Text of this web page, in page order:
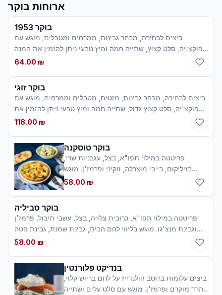
ארוחות בוקר
בוקר 1953
ביצים לבחירה, מבחר גבינות, ממרחים ומטבלים, מוגש עם
פוקצ'יה, סלט קצוץ, שתייה חמה ומיץ טבעי ניתן להזמין את המנה
ללא גלוטן
64.00 ₪
בוקר זוגי
ביצים לבחירה, מבחר גבינות, מזטים, מטבלים וממרחים, מוגש עם
פוקצ'יה, סלט קצוץ גדול, שתייה חמה ומיץ טבעי ניתן להזמין את
המנה ללא גלוטן
118.00 ₪
בוקר טוסקנה
פריטטה במילוי תפו"א, בצל, עגבניות שרי,
בזיליקום, בייבי מוצרלה, זוקיני ופרמז'ן. מוגש
בליווי לחם הבית, גבינת שמנת, גבינת פטה
58.00 ₪
בוקר סביליה
פריטטה במילוי תפו"א, כרובית צלויה, בצל, עשבי תיבול, פרמז'ן
וגבינת מנצ'גו. מוגש בליווי לחם הבית, גבינת שמנת, גבינת פטה
מתובלת, בייבי סלט קיסר, שתייה חמה ומיץ טבעי
58.00 ₪
בנדיקט פלורנטין
ביצים עלומות ברוטב הולנדייז על לחם בריוש קלוי,
תרד מוקרם ופרמז'ן. מוגש עם סלט עלים ושתייה